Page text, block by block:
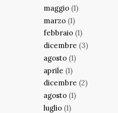
maggio (1)
marzo (1)
febbraio (1)
dicembre (3)
agosto (1)
aprile (1)
dicembre (2)
agosto (1)
luglio (1)